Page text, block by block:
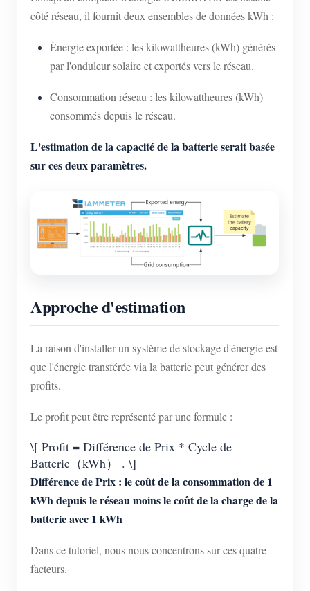
côté réseau, il fournit deux ensembles de données kWh :
Énergie exportée : les kilowattheures (kWh) générés
par l'onduleur solaire et exportés vers le réseau.
Consommation réseau : les kilowattheures (kWh)
consommés depuis le réseau.
L'estimation de la capacité de la batterie serait basée
sur ces deux paramètres.
Approche d'estimation
La raison d'installer un système de stockage d'énergie est
que l'énergie transférée via la batterie peut générer des
profits.
Le profit peut être représenté par une formule :
\[ Profit = Différence de Prix * Cycle de
Batterie（kWh） . \]
Différence de Prix : le coût de la consommation de 1
kWh depuis le réseau moins le coût de la charge de la
batterie avec 1 kWh
Dans ce tutoriel, nous nous concentrons sur ces quatre
facteurs.